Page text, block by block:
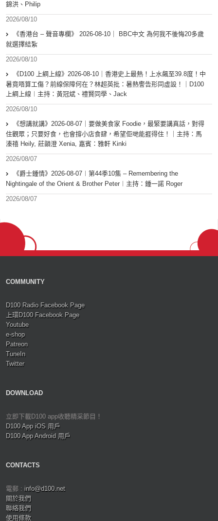
錦洪、Philip
2026/08/10
《香港台 – 聲音專欄》 2026-08-10｜ BBC中文 為何我不後悔20多歲
就選擇結紮
2026/08/10
《D100 上綱上線》2026-08-10｜香港史上最熱！上水飆至39.8度！中
暑竟唔算工傷？前線保障何在？林超英批：暑熱警告形同虛設！｜D100
上綱上線︱主持：黃冠斌、禮賢同學、Jack
2026/08/10
《想講就講》2026-08-07｜要做美食家 Foodie，最緊要講真話，對得
住觀眾；只要好食，也會撐小店食肆，希望佢哋能捱得住！｜主持：馬
溱禧 Heily, 莊韻澄 Xenia, 嘉賓：雅軒 Kinki
2026/08/07
《爵士鍾情》2026-08-07︱第44季10集 – Remembering the
Nightingale of the Orient & Brother Peter︱主持：鍾一諾 Roger
2026/08/07
COMMUNITY
D100 Radio Facebook Page
上環D100 Facebook Page
Youtube
e-shop
Patreon
TuneIn
Twitter
DOWNLOAD
立即下載D100 app收聽精采節目！
D100 App iOS 用戶
D100 App Android 用戶
CONTACTS
電郵 : info@d100.net
關於我們
聯絡我們
使用條款